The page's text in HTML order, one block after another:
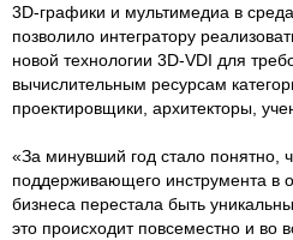
3D-графики и мультимедиа в
позволило интегратору
новой технологии 3D-VDI для
вычислительным ресурсам
проектировщики, архитекторы,
«За минувший год стало понятно,
поддерживающего инструмента в
бизнеса перестала быть
это происходит повсеместно и во